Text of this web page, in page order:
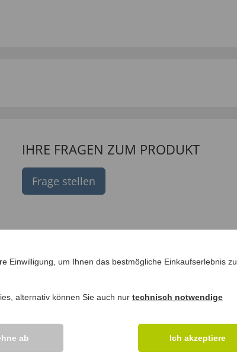
IHRE FRAGEN ZUM PRODUKT
Frage stellen
Einwilligung, um Ihnen das bestmögliche Einkaufserlebnis zu
alternativ können Sie auch nur technisch notwendige
ab Ich akzeptiere